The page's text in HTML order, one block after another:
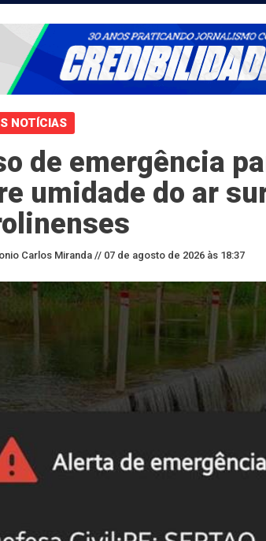
NOTÍCIAS
de emergência
umidade do ar
Carlos Miranda // 07 de agosto de 2026 às 18:37